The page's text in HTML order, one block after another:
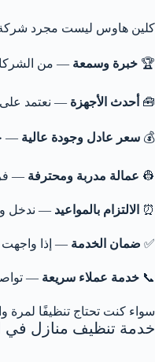
كلين هاوس ليست مجرد شركة
🏆 خبرة وسمعة — من الشركات
🧰 أحدث الأجهزة — نعتمد على
💰 سعر عادل وجودة عالية —
👷 عمالة مدربة ومحترفة —
⏰ الالتزام بالمواعيد — ندخل
✅ ضمان الخدمة — إذا
📞 خدمة عملاء سريعة —
سواء كنت تحتاج تنظيفًا لمرة
خدمة تنظيف منازل في